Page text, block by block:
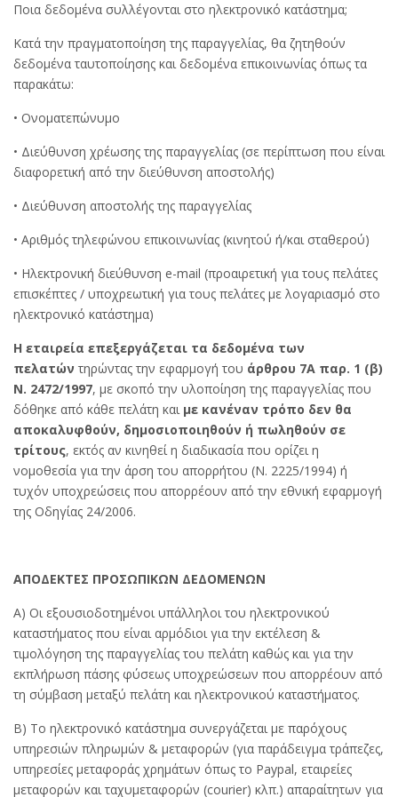
Ποια δεδομένα συλλέγονται στο ηλεκτρονικό κατάστημα;
Κατά την πραγματοποίηση της παραγγελίας, θα ζητηθούν
δεδομένα ταυτοποίησης και δεδομένα επικοινωνίας όπως τα
παρακάτω:
• Ονοματεπώνυμο
• Διεύθυνση χρέωσης της παραγγελίας (σε περίπτωση που είναι
διαφορετική από την διεύθυνση αποστολής)
• Διεύθυνση αποστολής της παραγγελίας
• Αριθμός τηλεφώνου επικοινωνίας (κινητού ή/και σταθερού)
• Ηλεκτρονική διεύθυνση e-mail (προαιρετική για τους πελάτες
επισκέπτες / υποχρεωτική για τους πελάτες με λογαριασμό στο
ηλεκτρονικό κατάστημα)
Η εταιρεία επεξεργάζεται τα δεδομένα των
πελατών τηρώντας την εφαρμογή του άρθρου 7Α παρ. 1 (β)
Ν. 2472/1997, με σκοπό την υλοποίηση της παραγγελίας που
δόθηκε από κάθε πελάτη και με κανέναν τρόπο δεν θα
αποκαλυφθούν, δημοσιοποιηθούν ή πωληθούν σε
τρίτους, εκτός αν κινηθεί η διαδικασία που ορίζει η
νομοθεσία για την άρση του απορρήτου (Ν. 2225/1994) ή
τυχόν υποχρεώσεις που απορρέουν από την εθνική εφαρμογή
της Οδηγίας 24/2006.
ΑΠΟΔΕΚΤΕΣ ΠΡΟΣΩΠΙΚΩΝ ΔΕΔΟΜΕΝΩΝ
Α) Οι εξουσιοδοτημένοι υπάλληλοι του ηλεκτρονικού
καταστήματος που είναι αρμόδιοι για την εκτέλεση &
τιμολόγηση της παραγγελίας του πελάτη καθώς και για την
εκπλήρωση πάσης φύσεως υποχρεώσεων που απορρέουν από
τη σύμβαση μεταξύ πελάτη και ηλεκτρονικού καταστήματος.
Β) Το ηλεκτρονικό κατάστημα συνεργάζεται με παρόχους
υπηρεσιών πληρωμών & μεταφορών (για παράδειγμα τράπεζες,
υπηρεσίες μεταφοράς χρημάτων όπως το Paypal, εταιρείες
μεταφορών και ταχυμεταφορών (courier) κλπ.) απαραίτητων για